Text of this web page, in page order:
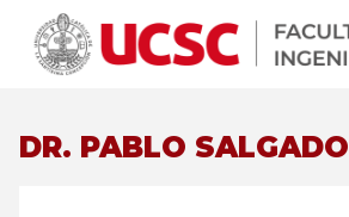
DR. PABLO SALGADO